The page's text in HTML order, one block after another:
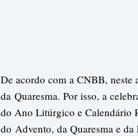
De acordo com a CNBB, neste
da Quaresma. Por isso, a
do Ano Litúrgico e Calendário
do Advento, da Quaresma e